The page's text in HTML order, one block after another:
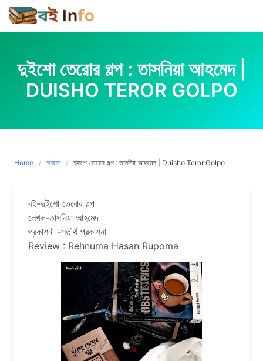
Skip
to
content
দুইশো তেরোর গল্প : তাসনিয়া আহমেদ |
DUISHO TEROR GOLPO
Home অজানা দুইশো তেরোর গল্প : তাসনিয়া আহমেদ | Duisho Teror Golpo
বই-দুইশো তেরোর গল্প
লেখক-তাসনিয়া আহমেদ
প্রকাশনী -সতীর্থ প্রকাশনা
Review : Rehnuma Hasan Rupoma